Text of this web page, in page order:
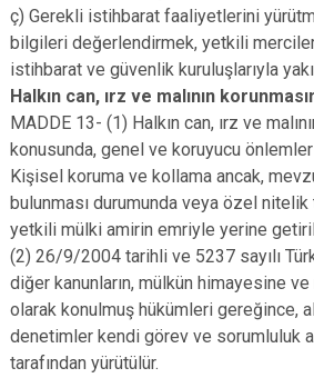
ç) Gerekli istihbarat faaliyetlerini
bilgileri değerlendirmek, yetkili
istihbarat ve güvenlik kuruluşlarıyla
Halkın can, ırz ve malının
MADDE 13- (1) Halkın can, ırz ve
konusunda, genel ve koruyucu önlemler
Kişisel koruma ve kollama ancak,
bulunması durumunda veya özel nitelik
yetkili mülki amirin emriyle yerine
(2) 26/9/2004 tarihli ve 5237 sayılı
diğer kanunların, mülkün himayesine
olarak konulmuş hükümleri gereğince,
denetimler kendi görev ve sorumluluk
tarafından yürütülür.